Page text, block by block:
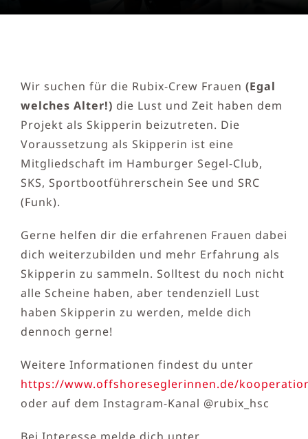
Wir suchen für die Rubix-Crew Frauen (Egal
welches Alter!) die Lust und Zeit haben dem
Projekt als Skipperin beizutreten. Die
Voraussetzung als Skipperin ist eine
Mitgliedschaft im Hamburger Segel-Club,
SKS, Sportbootführerschein See und SRC
(Funk).
Gerne helfen dir die erfahrenen Frauen dabei
dich weiterzubilden und mehr Erfahrung als
Skipperin zu sammeln. Solltest du noch nicht
alle Scheine haben, aber tendenziell Lust
haben Skipperin zu werden, melde dich
dennoch gerne!
Weitere Informationen findest du unter
https://www.offshoreseglerinnen.de/
oder auf dem Instagram-Kanal @rubix_hsc